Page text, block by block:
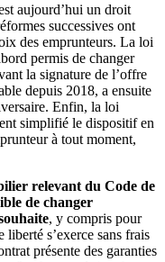
aujourd’hui un droit
successives ont
des emprunteurs. La loi
permis de changer
la signature de l’offre
depuis 2018, a ensuite
Enfin, la loi
simplifié le dispositif en
à tout moment,
relevant du Code de
de changer
, y compris pour
s’exerce sans frais
présente des garanties